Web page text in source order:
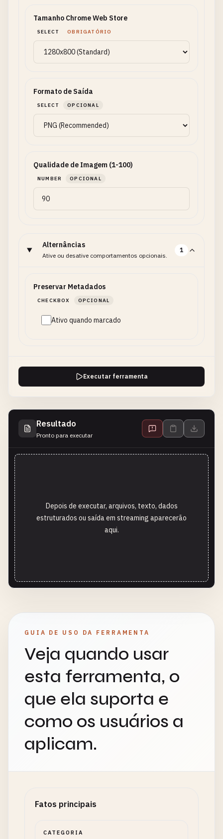
Tamanho Chrome Web Store
SELECT OBRIGATÓRIO
Formato de Saída
SELECT OPCIONAL
Qualidade de Imagem (1-100)
NUMBER OPCIONAL
Alternâncias
Ative ou desative comportamentos opcionais.
1
Preservar Metadados
CHECKBOX OPCIONAL
Ativo quando marcado
Executar ferramenta
Resultado
Pronto para executar
Depois de executar, arquivos, texto, dados
estruturados ou saída em streaming aparecerão
aqui.
GUIA DE USO DA FERRAMENTA
Veja quando usar
esta ferramenta, o
que ela suporta e
como os usuários a
aplicam.
Fatos principais
CATEGORIA